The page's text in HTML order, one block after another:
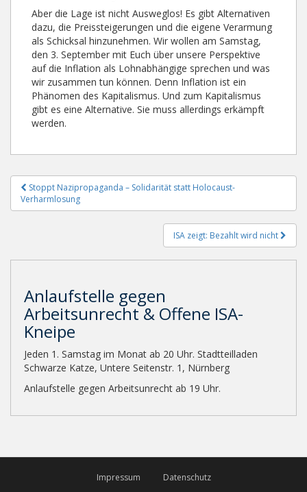
Aber die Lage ist nicht Ausweglos! Es gibt Alternativen
dazu, die Preissteigerungen und die eigene Verarmung
als Schicksal hinzunehmen. Wir wollen am Samstag,
den 3. September mit Euch über unsere Perspektive
auf die Inflation als Lohnabhängige sprechen und was
wir zusammen tun können. Denn Inflation ist ein
Phänomen des Kapitalismus. Und zum Kapitalismus
gibt es eine Alternative. Sie muss allerdings erkämpft
werden.
Beitragsnavigation
Stoppt Nazipropaganda – Solidarität statt Holocaust-
Verharmlosung
ISA zeigt: Bezahlt wird nicht
Anlaufstelle gegen
Arbeitsunrecht & Offene ISA-
Kneipe
Jeden 1. Samstag im Monat ab 20 Uhr. Stadtteilladen
Schwarze Katze, Untere Seitenstr. 1, Nürnberg
Anlaufstelle gegen Arbeitsunrecht ab 19 Uhr.
Impressum Datenschutz